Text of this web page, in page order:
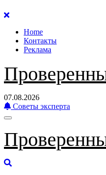
Перейти
содержанию
Home
Контакты
Реклама
07.08.2026
Советы эксперта